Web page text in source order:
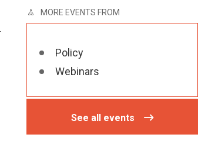
MORE EVENTS FROM
Policy
Webinars
See all events